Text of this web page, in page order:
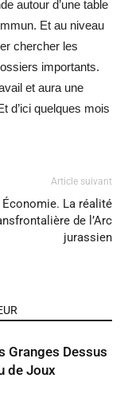
autour d’une table
Et au niveau
chercher les
importants.
et aura une
d’ici quelques mois
Article suivant
Économie. La réalité
de l’Arc
jurassien
Granges Dessus
de Joux